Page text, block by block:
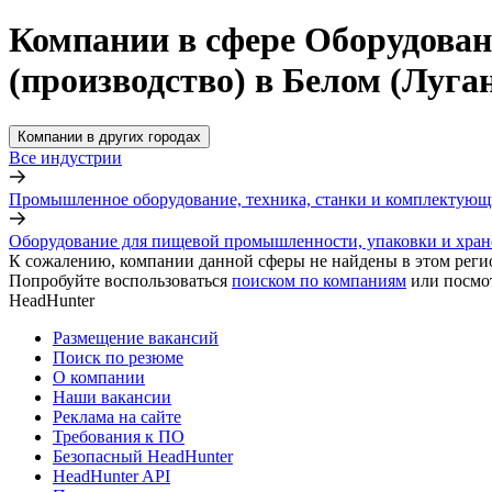
Компании в сфере
(производство) в Белом
Компании в других городах
Все индустрии
Промышленное оборудование, техника, станки и
Оборудование для пищевой промышленности, упаковки и
К сожалению, компании данной сферы не найдены в этом
Попробуйте воспользоваться поиском по компаниям или
HeadHunter
Размещение вакансий
Поиск по резюме
О компании
Наши вакансии
Реклама на сайте
Требования к ПО
Безопасный HeadHunter
HeadHunter API